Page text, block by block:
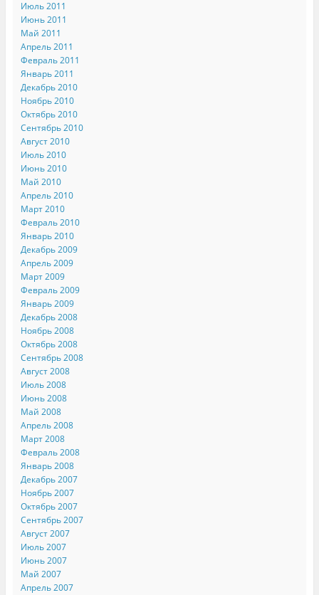
Июль 2011
Июнь 2011
Май 2011
Апрель 2011
Февраль 2011
Январь 2011
Декабрь 2010
Ноябрь 2010
Октябрь 2010
Сентябрь 2010
Август 2010
Июль 2010
Июнь 2010
Май 2010
Апрель 2010
Март 2010
Февраль 2010
Январь 2010
Декабрь 2009
Апрель 2009
Март 2009
Февраль 2009
Январь 2009
Декабрь 2008
Ноябрь 2008
Октябрь 2008
Сентябрь 2008
Август 2008
Июль 2008
Июнь 2008
Май 2008
Апрель 2008
Март 2008
Февраль 2008
Январь 2008
Декабрь 2007
Ноябрь 2007
Октябрь 2007
Сентябрь 2007
Август 2007
Июль 2007
Июнь 2007
Май 2007
Апрель 2007